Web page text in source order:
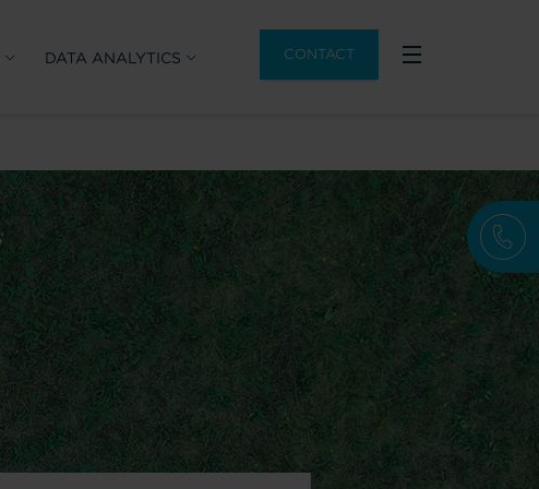
DATA ANALYTICS CONTACT